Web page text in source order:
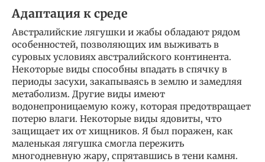
Адаптация к среде
Австралийские лягушки и жабы обладают рядом
особенностей, позволяющих им выживать в
суровых условиях австралийского континента.
Некоторые виды способны впадать в спячку в
периоды засухи, закапываясь в землю и замедляя
метаболизм. Другие виды имеют
водонепроницаемую кожу, которая предотвращает
потерю влаги. Некоторые виды ядовиты, что
защищает их от хищников. Я был поражен, как
маленькая лягушка смогла пережить
многодневную жару, спрятавшись в тени камня.